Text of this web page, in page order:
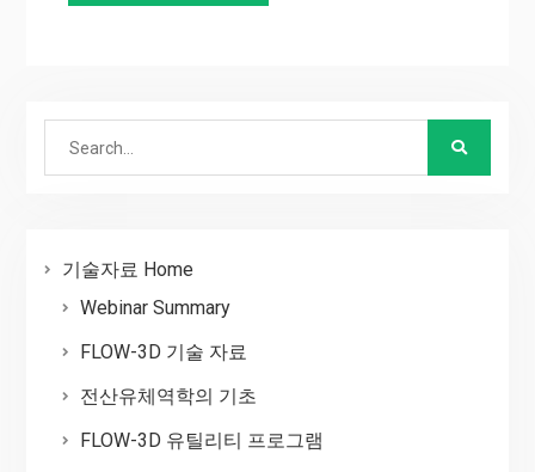
기술자료 Home
Webinar Summary
FLOW-3D 기술 자료
전산유체역학의 기초
FLOW-3D 유틸리티 프로그램